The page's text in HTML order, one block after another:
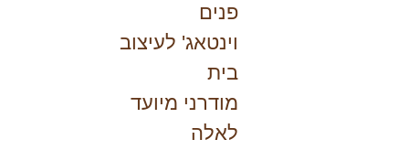
פנים
וינטאג' לעיצוב
בית
מודרני מיועד
לאלה